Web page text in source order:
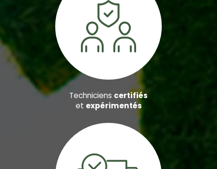
Techniciens certifiés
et expérimentés